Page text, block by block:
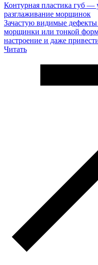
Контурная пластика губ —
разглаживание морщинок
Зачастую видимые
морщинки или тонкой
настроение и даже
Читать